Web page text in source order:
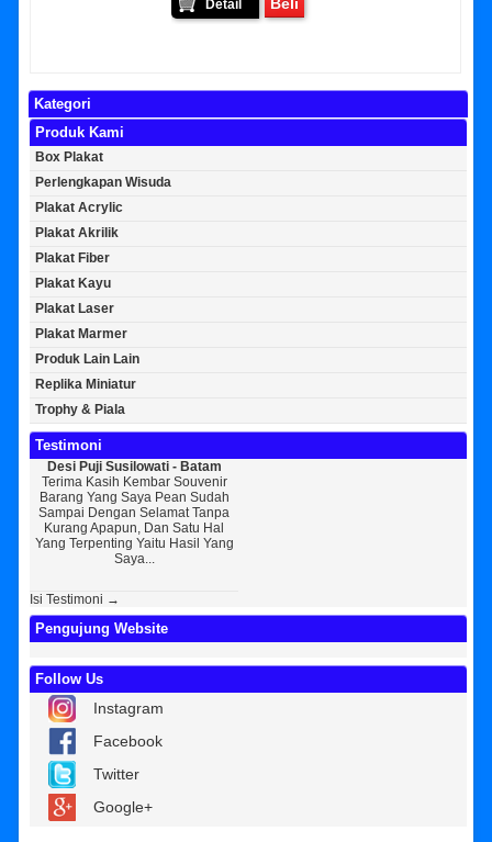
Detail
Kategori
Produk Kami
Box Plakat
Perlengkapan Wisuda
Plakat Acrylic
Plakat Akrilik
Plakat Fiber
Plakat Kayu
Plakat Laser
Plakat Marmer
Produk Lain Lain
Replika Miniatur
Trophy & Piala
Testimoni
Desi Puji Susilowati - Batam
Terima Kasih Kembar Souvenir
Barang Yang Saya Pean Sudah
Sampai Dengan Selamat Tanpa
Kurang Apapun, Dan Satu Hal
Yang Terpenting Yaitu Hasil Yang
Saya...
Isi Testimoni →
Pengujung Website
Follow Us
Instagram
Facebook
Twitter
Google+